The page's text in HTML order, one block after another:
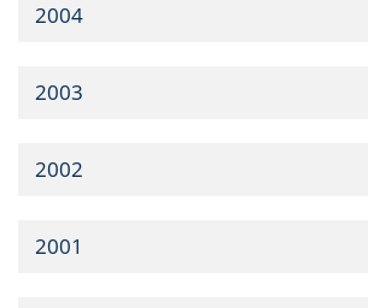
2004
2003
2002
2001